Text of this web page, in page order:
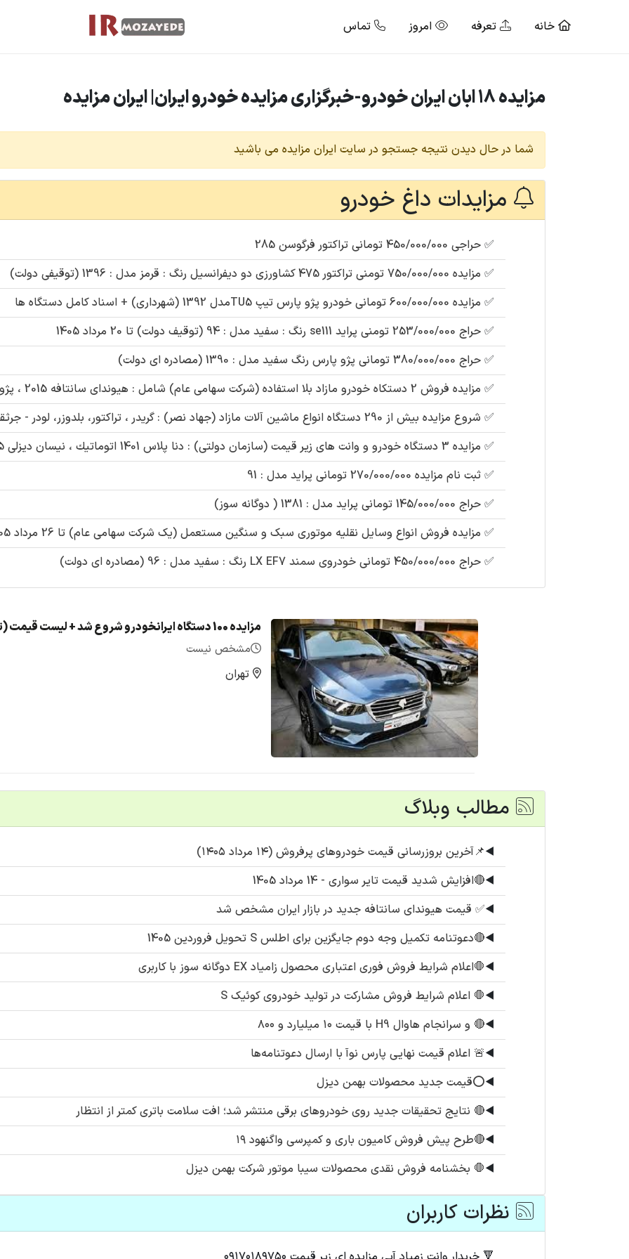
خانه تعرفه امروز تماس
مزایده 18 ابان ایران خودرو-خبرگزاری مزایده خودرو ایران| ایران مزایده
شما در حال دیدن نتیجه جستجو در سایت ایران مزایده می باشید
مزایدات داغ خودرو
✅حراجی 450/000/000 تومانی تراکتور فرگوسن 285
✅مزایده 750/000/000 تومنی تراکتور 475 کشاورزی دو دیفرانسیل رنگ : قرمز مدل : 1396 (توقیفی دولت)
✅مزایده 600/000/000 تومانی خودرو پژو پارس تیپ TU5مدل 1392 (شهرداری) + اسناد کامل دستگاه ها
✅حراج 253/000/000 تومنی پراید se111 رنگ : سفید مدل : 94 (توقیف دولت) تا 20 مرداد 1405
✅حراج 380/000/000 تومانی پژو پارس رنگ سفید مدل : 1390 (مصادره ای دولت)
✅مزایده فروش 2 دستکاه خودرو مازاد بلا استفاده (شرکت سهامی عام) شامل : هیوندای سانتافه 2015 ، پژو پارس
✅شروع مزایده بیش از 290 دستگاه انواع ماشین آلات مازاد (جهاد نصر) : گریدر ، تراکتور، بلدوزر، لودر - جرثقیل ، کشنده و نیسان و..
✅مزایده 3 دستگاه خودرو و وانت های زیر قیمت (سازمان دولتی) : دنا پلاس 1401 اتوماتيك ، نیسان دیزلی 95
✅ثبت نام مزایده 270/000/000 تومانی پراید مدل : 91
✅حراج 145/000/000 تومانی پراید مدل : 1381 ( دوگانه سوز)
✅مزایده فروش انواع وسایل نقلیه موتوری سبک و سنگین مستعمل (یک شرکت سهامی عام) تا 26 مرداد 1405
✅حراج 450/000/000 تومانی خودروی سمند LX EF7 رنگ : سفید مدل : 96 (مصادره ای دولت)
مزایده 100 دستگاه ایرانخودرو شروع شد + لیست قیمت (تیر1405)
مشخص نیست
تهران
مطالب وبلاگ
◀️📌آخرین بروزرسانی قیمت خودروهای پرفروش (۱۴ مرداد ۱۴۰۵)
◀️🔴افزایش شدید قیمت تایر سواری - 14 مرداد 1405
◀️✅ قیمت هیوندای سانتافه جدید در بازار ایران مشخص شد
◀️🔴دعوتنامه تکمیل وجه دوم جایگزین برای اطلس S تحویل فروردین 1405
◀️🛑اعلام شرایط فروش فوری اعتباری محصول زامیاد EX دوگانه سوز با کاربری
◀️🛑 اعلام شرایط فروش مشارکت در تولید خودروی کوئیک S
◀️🔴 و سرانجام هاوال H9 با قیمت ۱۰ میلیارد و ۸۰۰
◀️🚨 اعلام قیمت نهایی پارس نوآ با ارسال دعوتنامه‌ها
◀️⭕️قیمت جدید محصولات بهمن دیزل
◀️🔴 نتایج تحقیقات جدید روی خودروهای برقی منتشر شد؛ افت سلامت باتری کمتر از انتظار
◀️🔴طرح پیش فروش کامیون باری و کمپرسی واگنهود ۱۹
◀️🛑 بخشنامه فروش نقدی محصولات سیبا موتور شرکت بهمن دیزل
نظرات کاربران